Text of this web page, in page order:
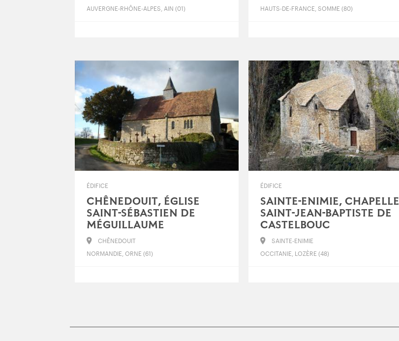
AUVERGNE-RHÔNE-ALPES, AIN (01)
HAUTS-DE-FRANCE, SOMME (80)
ÉDIFICE
CHÊNEDOUIT, ÉGLISE
SAINT-SÉBASTIEN DE
MÉGUILLAUME
CHÊNEDOUIT
NORMANDIE, ORNE (61)
ÉDIFICE
SAINTE-ENIMIE, CHAPELLE
SAINT-JEAN-BAPTISTE DE
CASTELBOUC
SAINTE-ENIMIE
OCCITANIE, LOZÈRE (48)